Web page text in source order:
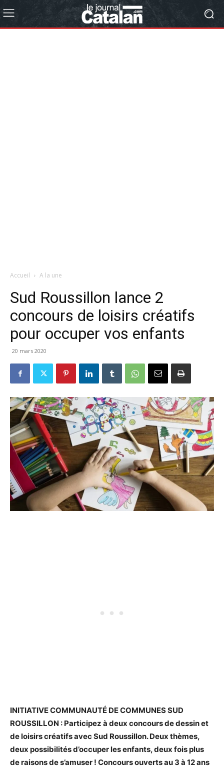
Accueil A la une
Sud Roussillon lance 2
concours de loisirs créatifs
pour occuper vos enfants
20 mars 2020
INITIATIVE COMMUNAUTÉ DE COMMUNES SUD
ROUSSILLON : Participez à deux concours de dessin et
de loisirs créatifs avec Sud Roussillon. Deux thèmes,
deux possibilités d’occuper les enfants, deux fois plus
de raisons de s’amuser ! Concours ouverts au 3 à 12 ans